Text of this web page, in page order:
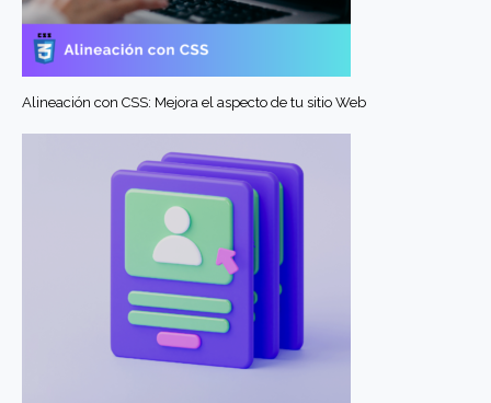
Alineación con CSS: Mejora el aspecto de tu sitio Web